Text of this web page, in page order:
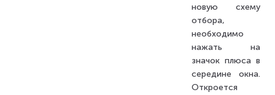
новую схему
отбора,
необходимо
нажать на
значок плюса в
середине окна.
Откроется